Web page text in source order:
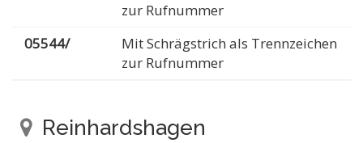
zur Rufnummer
05544/
Mit Schrägstrich als Trennzeichen
zur Rufnummer
Reinhardshagen